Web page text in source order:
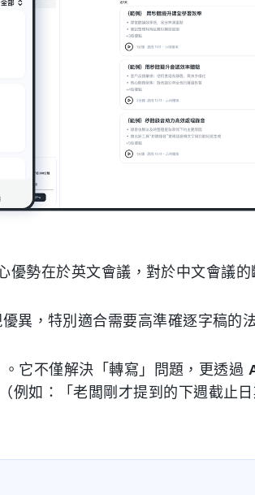
優勢在於英文會議，對於中文會議
異，特別適合需要高準確逐字稿的
它不僅解決「轉寫」問題，更透過
例如：「老闆剛才提到的下週截止